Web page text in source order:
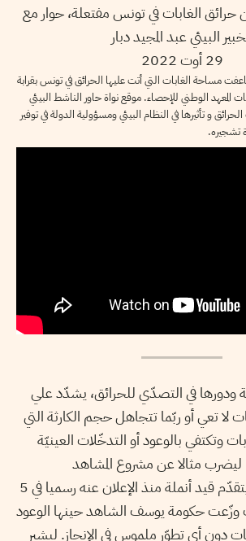
من حرائق الغابات في تونس مفتعلة، حوار مع
البيئي عبد المجيد دبار
29 أوت 2022
مساحة الغابات التي أتت عليها الحرائق في تونس بقرابة
الوطني للإحصاء. موقع نواة حاور الناشط البيئي
و تأثيرها في النظام البيئي ومسؤولية الدولة في توفير
تشجيره.
ودورها في التصدّي للحرائق، يشدّد علي
لا تعي أو ربّما تتجاهل حجم الكارثة التي
وتكتفي بالوعود أو التدخّلات العينيّة
مثالا عن مشروع المشاهد
الذي لم يتقدّم قيد أنملة منذ الإعلان عنه رسميا في 5
2018. حيث وزّعت حكومة يوسف الشاهد حينها الوعود
دون أي تطوّر ملموس في الإنجاز. ليشير